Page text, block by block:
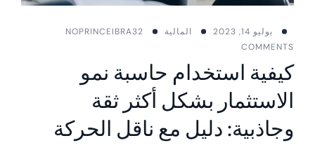
يوليو 14, 2023 المالية PRINCEIBRA32
NO
COMMENTS
كيفية استخدام حاسبة نمو
الاستثمار بشكل أكثر ثقة
وجاذبية: دليل مع ناقل الحركة